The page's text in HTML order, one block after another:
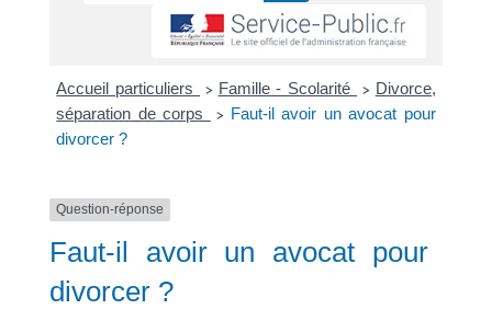
Accueil particuliers > Famille - Scolarité > Divorce,
séparation de corps
> Faut-il avoir un avocat pour
divorcer ?
Question-réponse
Faut-il avoir un avocat pour
divorcer ?